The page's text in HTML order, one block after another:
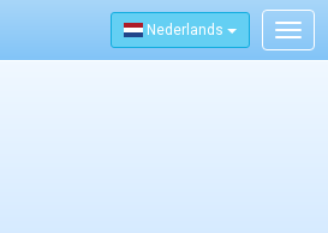
Nederlands